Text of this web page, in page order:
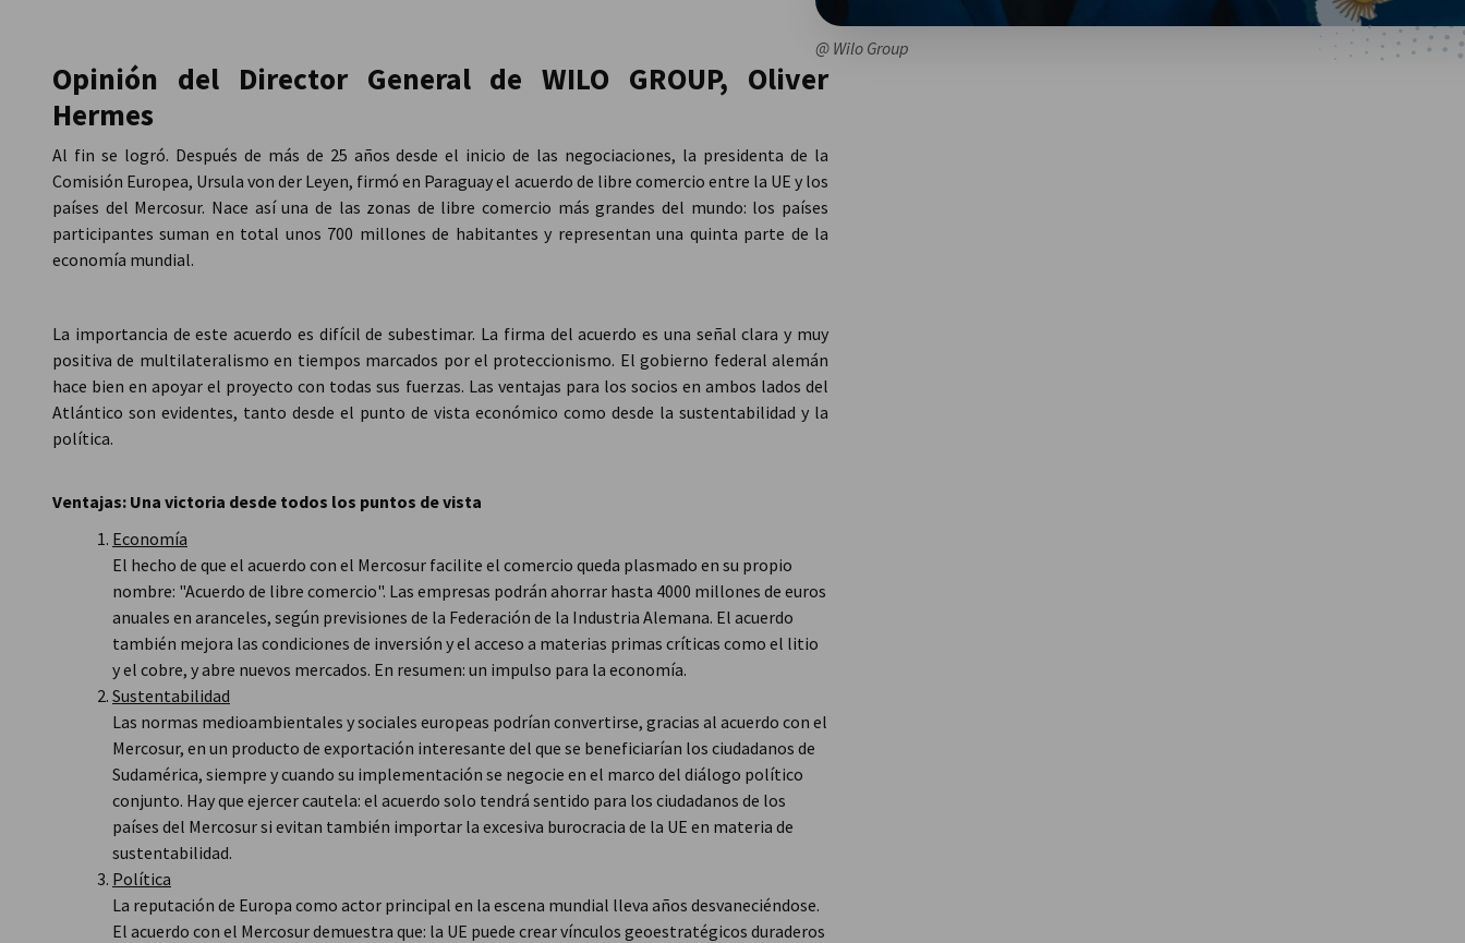
@ Wilo Group
Opinión del Director General de WILO GROUP, Oliver
Hermes
Al fin se logró. Después de más de 25 años desde el inicio de las negociaciones, la presidenta de la
Comisión Europea, Ursula von der Leyen, firmó en Paraguay el acuerdo de libre comercio entre la UE y los
países del Mercosur. Nace así una de las zonas de libre comercio más grandes del mundo: los países
participantes suman en total unos 700 millones de habitantes y representan una quinta parte de la
economía mundial.
La importancia de este acuerdo es difícil de subestimar. La firma del acuerdo es una señal clara y muy
positiva de multilateralismo en tiempos marcados por el proteccionismo. El gobierno federal alemán
hace bien en apoyar el proyecto con todas sus fuerzas. Las ventajas para los socios en ambos lados del
Atlántico son evidentes, tanto desde el punto de vista económico como desde la sustentabilidad y la
política.
Ventajas: Una victoria desde todos los puntos de vista
Economía
El hecho de que el acuerdo con el Mercosur facilite el comercio queda plasmado en su propio
nombre: "Acuerdo de libre comercio". Las empresas podrán ahorrar hasta 4000 millones de euros
anuales en aranceles, según previsiones de la Federación de la Industria Alemana. El acuerdo
también mejora las condiciones de inversión y el acceso a materias primas críticas como el litio
y el cobre, y abre nuevos mercados. En resumen: un impulso para la economía.
Sustentabilidad
Las normas medioambientales y sociales europeas podrían convertirse, gracias al acuerdo con el
Mercosur, en un producto de exportación interesante del que se beneficiarían los ciudadanos de
Sudamérica, siempre y cuando su implementación se negocie en el marco del diálogo político
conjunto. Hay que ejercer cautela: el acuerdo solo tendrá sentido para los ciudadanos de los
países del Mercosur si evitan también importar la excesiva burocracia de la UE en materia de
sustentabilidad.
Política
La reputación de Europa como actor principal en la escena mundial lleva años desvaneciéndose.
El acuerdo con el Mercosur demuestra que: la UE puede crear vínculos geoestratégicos duraderos